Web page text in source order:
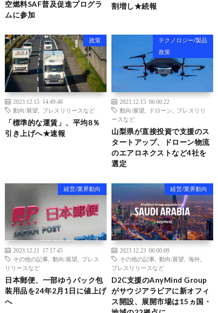
空燃料SAF普及促進プログラ
ムに参加
割増し★続報
政策
2023.12.15 14:49:48
動向/展望
プレスリリースなど
「標準的な運賃」、平均8％
引き上げへ★速報
テクノロジー/製品
政策
2023.12.15 06:00:22
動向/展望
ドローン
プレスリリ
ースなど
山梨県が直接投資で支援のス
タートアップ、ドローン物流
のエアロネクストなど4社を
選定
経営/業界動向
2023.12.21 17:17:45
その他の記事
動向/展望
プレス
リリースなど
日本郵便、一部ゆうパック包
装用品を24年2月1日に値上げ
へ
経営/業界動向
2023.12.23 06:00:09
その他の記事
動向/展望 海外
プレスリリースなど
D2C支援のAnyMind Group
がサウジアラビアに新オフィ
ス開設、展開市場は15ヵ国・